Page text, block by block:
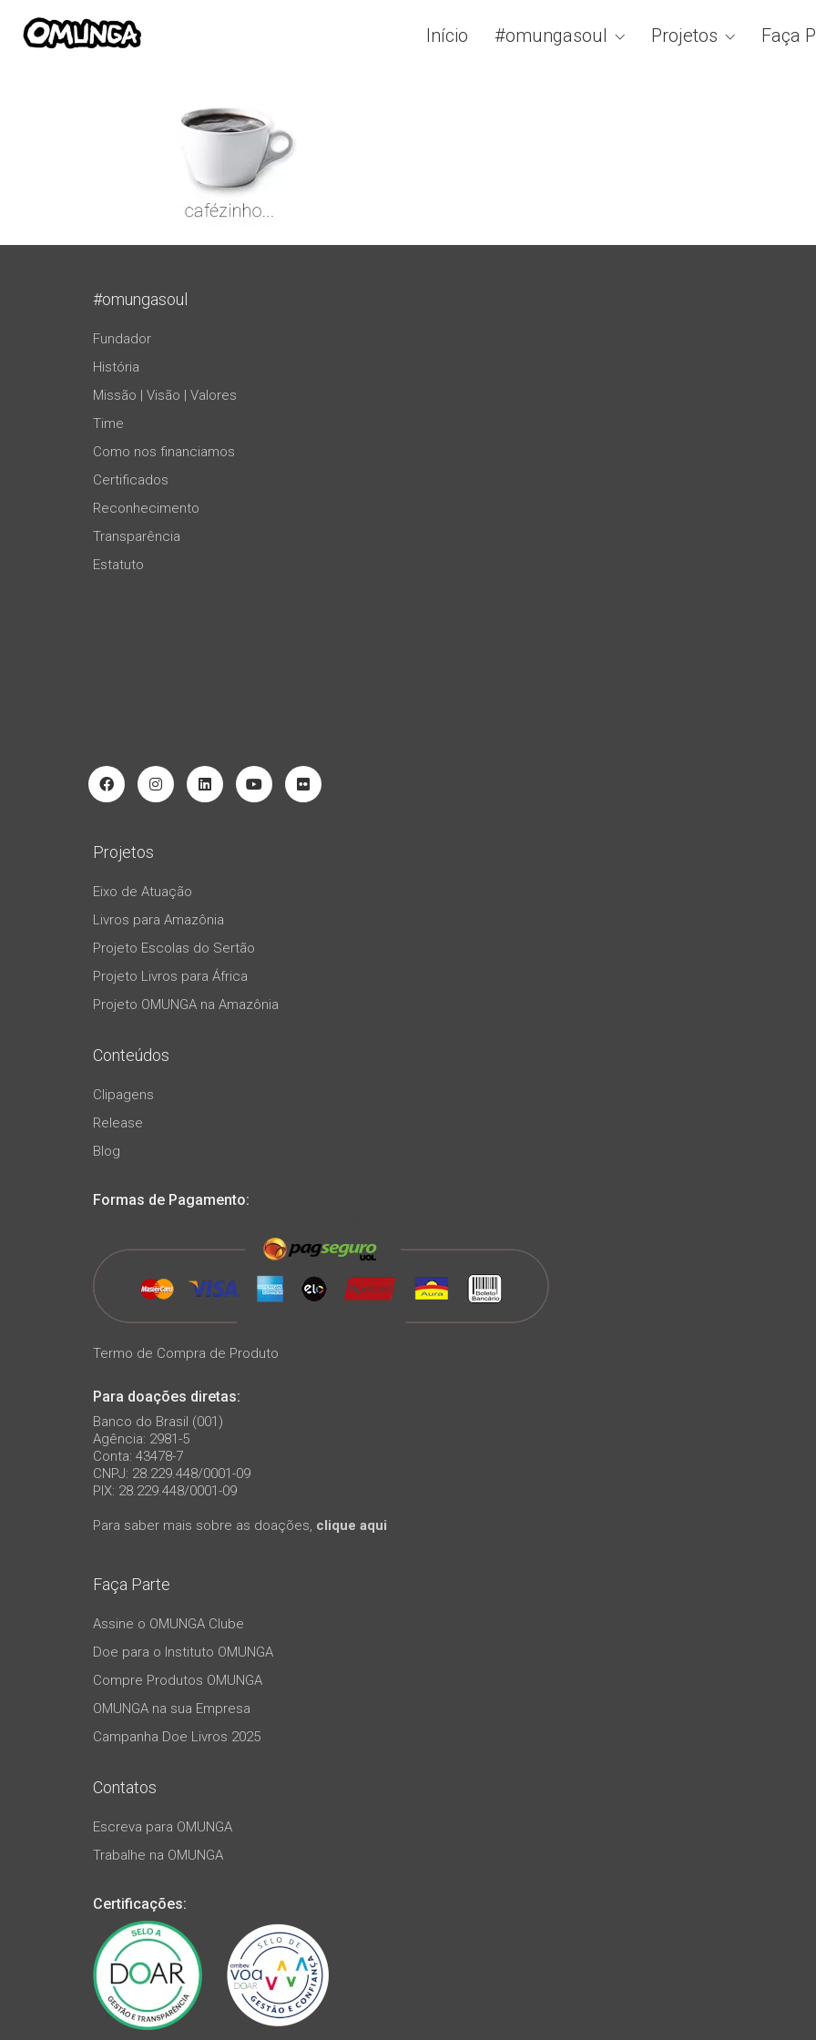
Início #omungasoul Projetos Faça
#omungasoul
Fundador
História
Missão | Visão | Valores
Time
Como nos financiamos
Certificados
Reconhecimento
Transparência
Estatuto
Projetos
Eixo de Atuação
Livros para Amazônia
Projeto Escolas do Sertão
Projeto Livros para África
Projeto OMUNGA na Amazônia
Conteúdos
Clipagens
Release
Blog
Formas de Pagamento:
Termo de Compra de Produto
Para doações diretas:
Banco do Brasil (001)
Agência: 2981-5
Conta: 43478-7
CNPJ: 28.229.448/0001-09
PIX: 28.229.448/0001-09
Para saber mais sobre as doações, clique aqui
Faça Parte
Assine o OMUNGA Clube
Doe para o Instituto OMUNGA
Compre Produtos OMUNGA
OMUNGA na sua Empresa
Campanha Doe Livros 2025
Contatos
Escreva para OMUNGA
Trabalhe na OMUNGA
Certificações: